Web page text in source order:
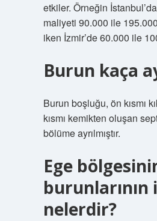
etkiler. Örneğin
maliyeti 90.000 ile
iken İzmir’de 60.000 ile
Burun kaça
Burun boşluğu, ön kısmı
kısmı kemikten oluşan
bölüme ayrılmıştır.
Ege
nelerdir?